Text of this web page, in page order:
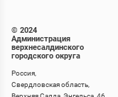
© 2024
Администрация
верхнесалдинского
городского округа
Россия,
Свердловская область,